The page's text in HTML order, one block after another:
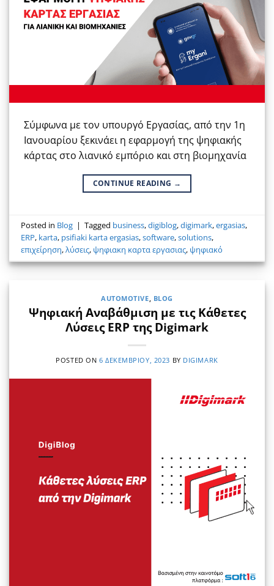
Σύμφωνα με τον υπουργό Εργασίας, από την 1η
Ιανουαρίου ξεκινάει η εφαρμογή της ψηφιακής
κάρτας στο λιανικό εμπόριο και στη βιομηχανία
CONTINUE READING →
Posted in Blog | Tagged business,digiblog,digimark,ergasias,
ERP, karta, psifiaki karta ergasias,software,solutions,
επιχείρηση,λύσεις, ψηφιακη καρτα εργασιας, ψηφιακό
AUTOMOTIVE BLOG
Ψηφιακή Αναβάθμιση με τις Κάθετες
Λύσεις ERP της Digimark
POSTED ON 6 ΔΕΚΕΜΒΡΊΟΥ, 2023 BY DIGIMARK